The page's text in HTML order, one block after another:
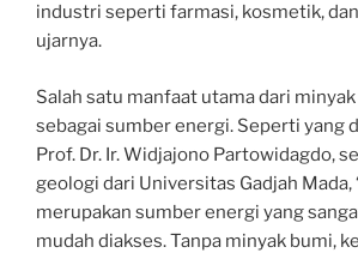
industri seperti farmasi, kosmetik,
ujarnya.
Salah satu manfaat utama dari
sebagai sumber energi. Seperti yang
Prof. Dr. Ir. Widjajono Partowidagdo,
geologi dari Universitas Gadjah Mada,
merupakan sumber energi yang
mudah diakses. Tanpa minyak bumi,